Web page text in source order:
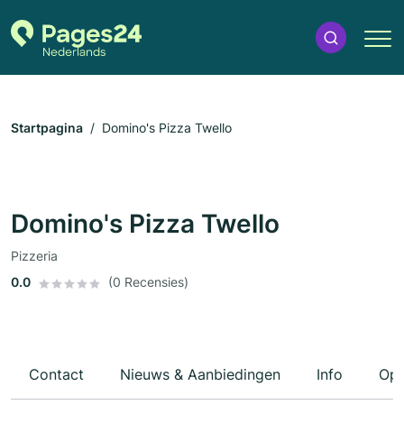
Startpagina Domino's Pizza Twello
Domino's Pizza Twello
Pizzeria
0.0
(0 Recensies)
Contact Nieuws & Aanbiedingen Info